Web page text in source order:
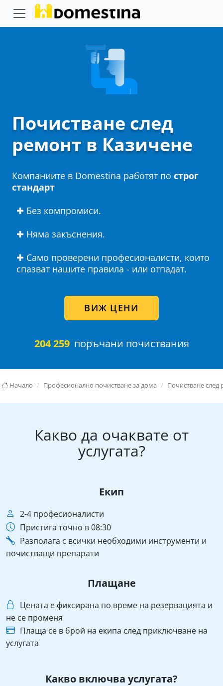
Почистване след
ремонт в Казичене
Компаниите в Domestina работят по строг
стандарт
✚ Без компромиси.
✚ Няма закъснения.
✚ Само проверени професионалисти, които
спазват нашите правила - или отпадат.
ВИЖ ЦЕНИ
204 259 поръчани почиствания
Начало Професионално почистване за дома Почистване след
Какво да очаквате от
услугата?
Екип
2-4 професионалисти
Пристига точно в 08:30
Разполага с всички необходими инструменти и
почистващи препарати
Плащане
Цената е фиксирана по време на резервацията и
не се променя
Плаща се в брой на екипа след приключване на
услугата
Какво включва услугата?